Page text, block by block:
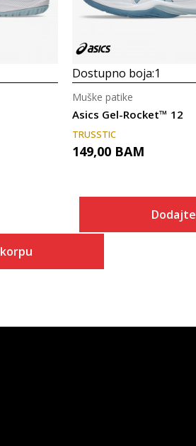
Dostupno boja:1
Asics Gel-Rocket™ 12
Muške patike
TRUSSTIC
149,00 BAM